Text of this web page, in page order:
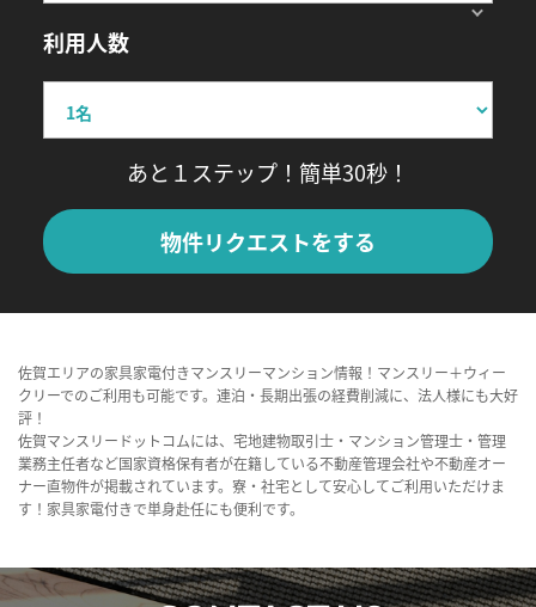
利用人数
あと１ステップ！簡単30秒！
物件リクエストをする
佐賀エリアの家具家電付きマンスリーマンション情報！マンスリー＋ウィー
クリーでのご利用も可能です。連泊・長期出張の経費削減に、法人様にも大好
評！
佐賀マンスリードットコムには、宅地建物取引士・マンション管理士・管理
業務主任者など国家資格保有者が在籍している不動産管理会社や不動産オー
ナー直物件が掲載されています。寮・社宅として安心してご利用いただけま
す！家具家電付きで単身赴任にも便利です。